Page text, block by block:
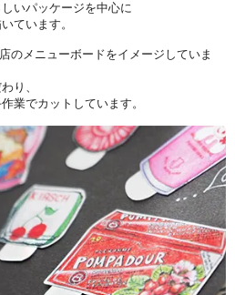
いパッケージを中心に
ています。
のメニューボードをイメージしていま
り、
業でカットしています。